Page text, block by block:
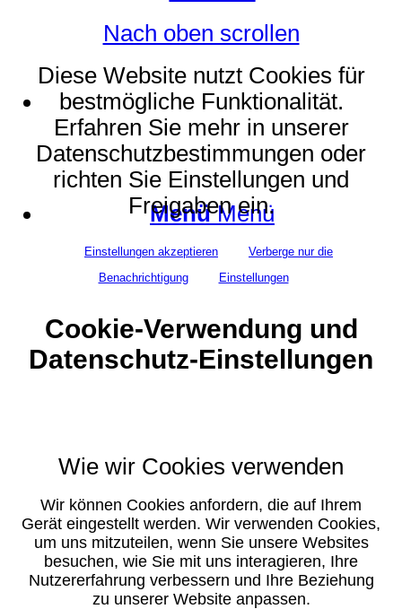
Suche
Menü Menü
Nach oben scrollen
Diese Website nutzt Cookies für
bestmögliche Funktionalität.
Erfahren Sie mehr in unserer
Datenschutzbestimmungen oder
richten Sie Einstellungen und
Freigaben ein.
Einstellungen akzeptieren
Verberge nur die
Benachrichtigung
Einstellungen
Cookie-Verwendung und
Datenschutz-Einstellungen
Wie wir Cookies verwenden
Wir können Cookies anfordern, die auf Ihrem
Gerät eingestellt werden. Wir verwenden Cookies,
um uns mitzuteilen, wenn Sie unsere Websites
besuchen, wie Sie mit uns interagieren, Ihre
Nutzererfahrung verbessern und Ihre Beziehung
zu unserer Website anpassen.